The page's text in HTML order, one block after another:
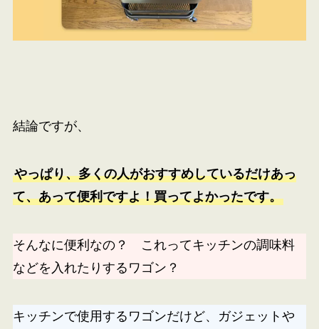
結論ですが、
やっぱり、多くの人がおすすめしているだけあっ
て、あって便利ですよ！買ってよかったです。
そんなに便利なの？ これってキッチンの調味料
などを入れたりするワゴン？
キッチンで使用するワゴンだけど、ガジェットや